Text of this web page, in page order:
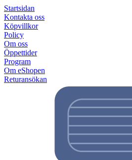
Startsidan
Kontakta oss
Köpvillkor
Policy
Om oss
Öppettider
Program
Om eShopen
Returansökan